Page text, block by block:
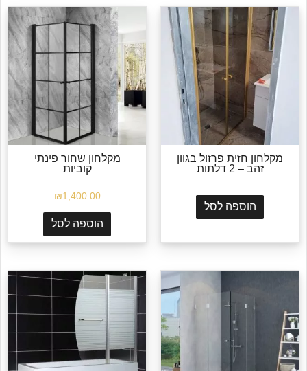
מקלחון חזית פרזול בגוון
זהב – 2 דלתות
הוספה לסל
מקלחון שחור פינתי
קוביות
₪1,400.00
הוספה לסל